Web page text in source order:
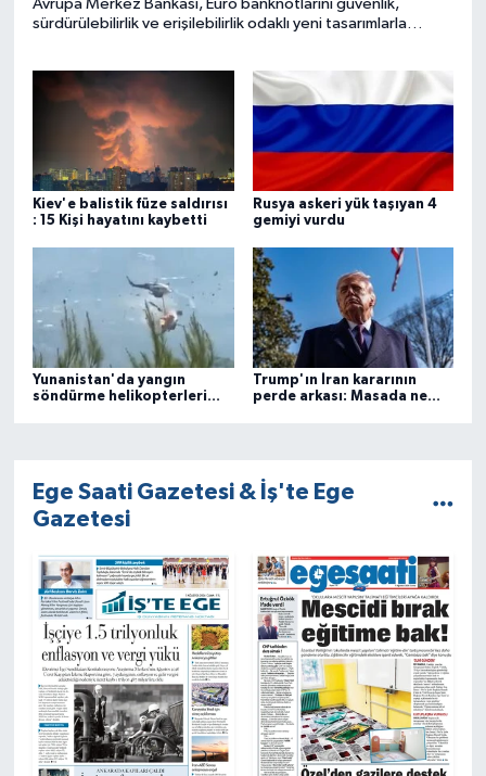
Avrupa Merkez Bankası, Euro banknotlarını güvenlik,
sürdürülebilirlik ve erişilebilirlik odaklı yeni tasarımlarla
Kiev'e balistik füze saldırısı
: 15 Kişi hayatını kaybetti
Rusya askeri yük taşıyan 4
gemiyi vurdu
Yunanistan'da yangın
söndürme helikopterleri
Trump'ın İran kararının
perde arkası: Masada ne
Ege Saati Gazetesi & İş'te Ege
Gazetesi